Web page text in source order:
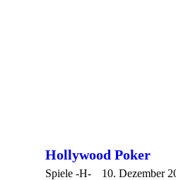
Hollywood Poker
Spiele -H- 10. Dezember